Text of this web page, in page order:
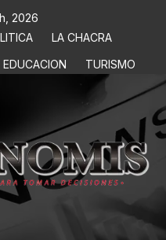
2026
LA CHACRA
EDUCACION TURISMO